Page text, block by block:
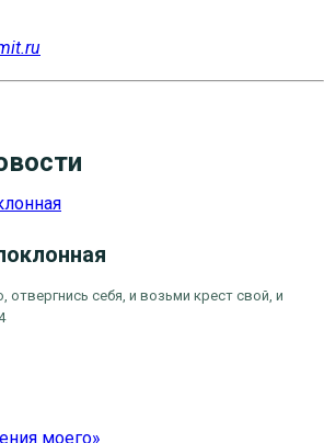
отвергнись себя, и возьми крест свой, и